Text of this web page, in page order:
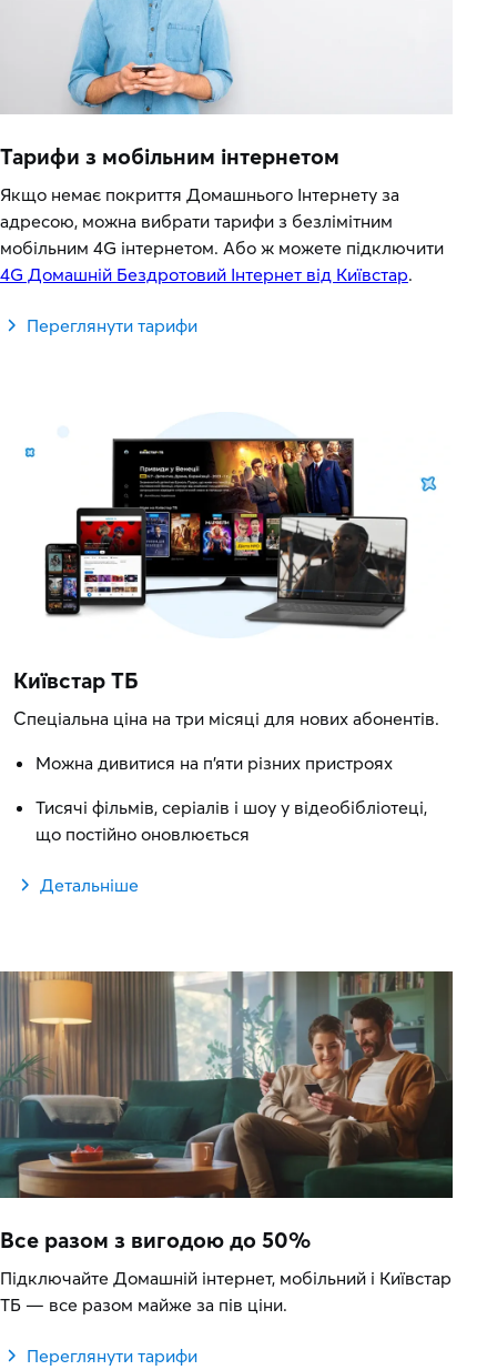
Тарифи з мобільним інтернетом
Якщо немає покриття Домашнього Інтернету за
адресою, можна вибрати тарифи з безлімітним
мобільним 4G інтернетом. Або ж можете підключити
4G Домашній Бездротовий Інтернет від Київстар.
Переглянути тарифи
Київстар ТБ
Спеціальна ціна на три місяці для нових абонентів.
Можна дивитися на п'яти різних пристроях
Тисячі фільмів, серіалів і шоу у відеобібліотеці,
що постійно оновлюється
Детальніше
Все разом з вигодою до 50%
Підключайте Домашній інтернет, мобільний і Київстар
ТБ — все разом майже за пів ціни.
Переглянути тарифи